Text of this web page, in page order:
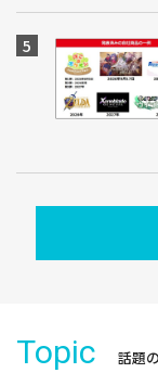
Topic 話題